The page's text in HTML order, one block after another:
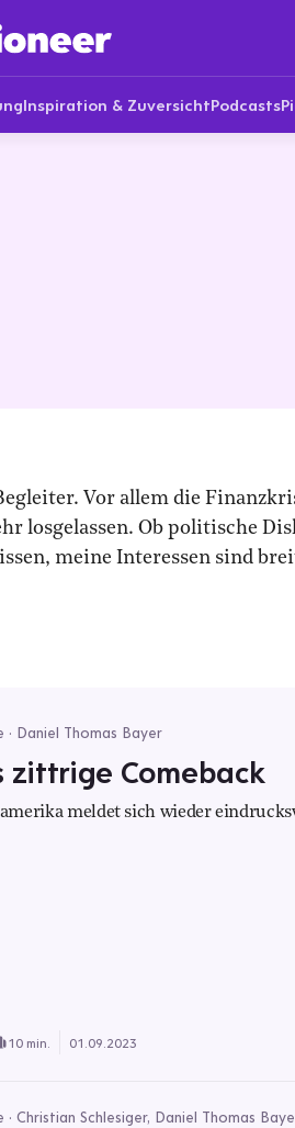
Inspiration & ZuversichtPodcasts
Vor allem die
losgelassen. Ob politische
meine Interessen sind
· Daniel Thomas Bayer
zittrige Comeback
meldet sich wieder
10 min. 01.09.2023
· Christian Schlesiger, Daniel Thomas